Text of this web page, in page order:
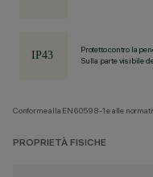
Protetto contro la
Sulla parte visibile
Conforme alla EN60598-1 e alle
PROPRIETÀ FISICHE